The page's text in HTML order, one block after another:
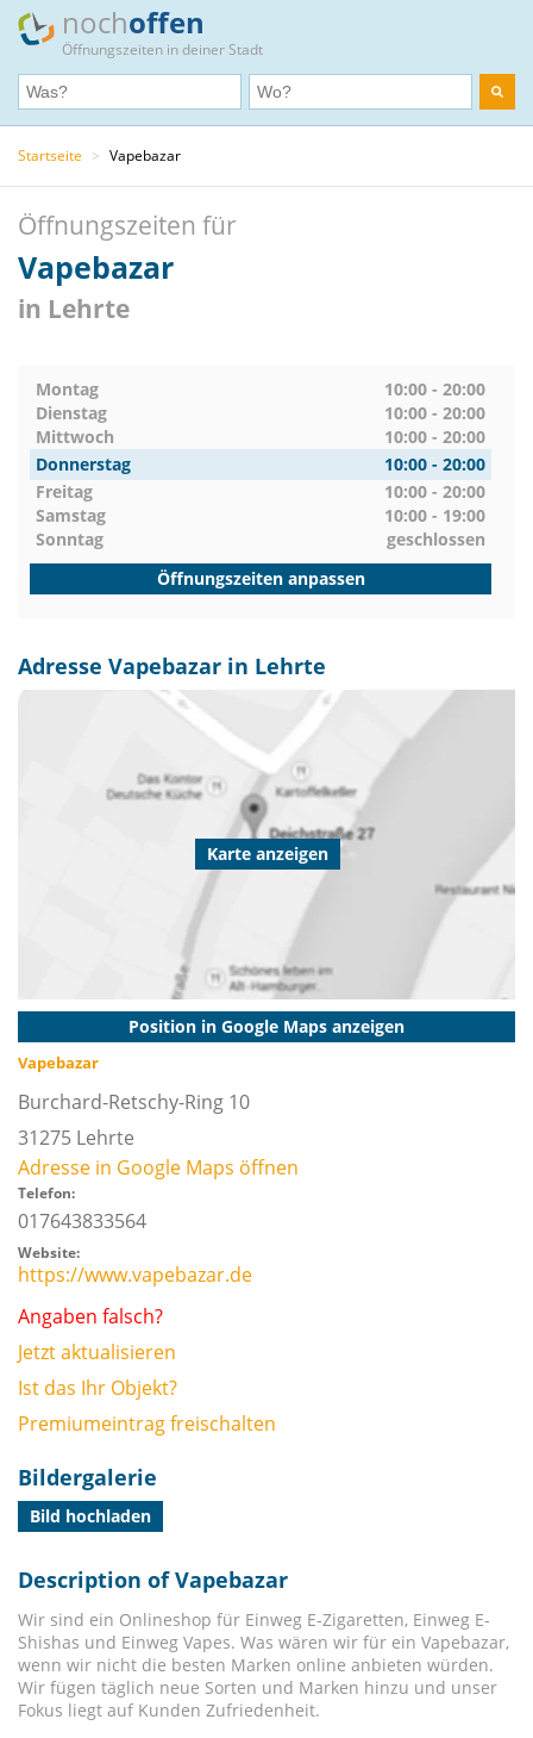
nochoffen
Öffnungszeiten in deiner Stadt
Startseite > Vapebazar
Öffnungszeiten für
Vapebazar
in Lehrte
Montag
10:00 - 20:00
Dienstag
10:00 - 20:00
Mittwoch
10:00 - 20:00
Donnerstag
10:00 - 20:00
Freitag
10:00 - 20:00
Samstag
10:00 - 19:00
Sonntag
geschlossen
Öffnungszeiten anpassen
Adresse Vapebazar in Lehrte
Karte anzeigen
Position in Google Maps anzeigen
Vapebazar
Burchard-Retschy-Ring 10
31275 Lehrte
Adresse in Google Maps öffnen
Telefon:
017643833564
Website:
https://www.vapebazar.de
Angaben falsch?
Jetzt aktualisieren
Ist das Ihr Objekt?
Premiumeintrag freischalten
Bildergalerie
Bild hochladen
Description of Vapebazar
Wir sind ein Onlineshop für Einweg E-Zigaretten, Einweg E-
Shishas und Einweg Vapes. Was wären wir für ein Vapebazar,
wenn wir nicht die besten Marken online anbieten würden.
Wir fügen täglich neue Sorten und Marken hinzu und unser
Fokus liegt auf Kunden Zufriedenheit.